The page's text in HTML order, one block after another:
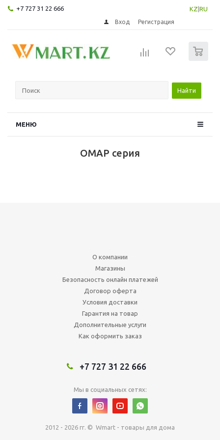
+7 727 31 22 666 KZ RU
Вход Регистрация
Найти
МЕНЮ
ОМАР серия
О компании
Магазины
Безопасность онлайн платежей
Договор оферта
Условия доставки
Гарантия на товар
Дополнительные услуги
Как оформить заказ
+7 727 31 22 666
Мы в социальных сетях:
2012 - 2026 гг. © Wmart - товары для дома